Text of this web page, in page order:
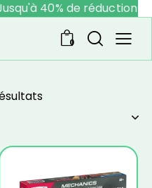
40% de réduction
0